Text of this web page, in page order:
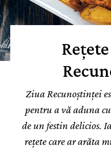
Ziua Recunoștinței
pentru a vă aduna
de un festin delicios.
rețete care ar arăta